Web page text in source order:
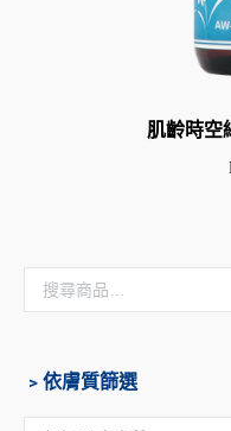
肌齡時空
﹥依膚質篩選